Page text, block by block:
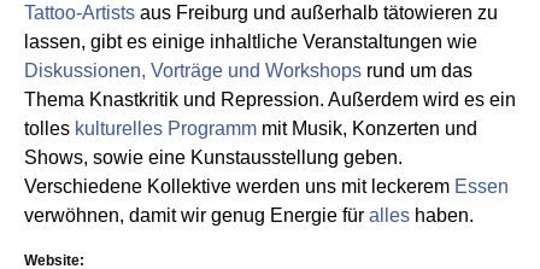
Tattoo-Artists aus Freiburg und außerhalb tätowieren zu
lassen, gibt es einige inhaltliche Veranstaltungen wie
Diskussionen, Vorträge und Workshops rund um das
Thema Knastkritik und Repression. Außerdem wird es ein
tolles kulturelles Programm mit Musik, Konzerten und
Shows, sowie eine Kunstausstellung geben.
Verschiedene Kollektive werden uns mit leckerem Essen
verwöhnen, damit wir genug Energie für alles haben.
Website